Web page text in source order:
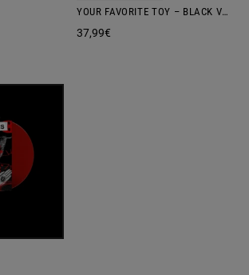
YOUR FAVORITE TOY – BLACK VINYL
37,99€